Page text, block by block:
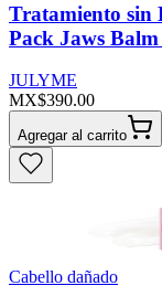
Tratamiento sin
Pack Jaws
JULYME
MX$390.00
Agregar al carrito
Cabello dañado